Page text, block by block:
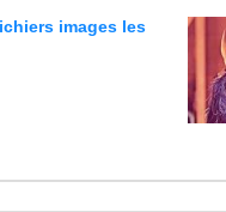
images les